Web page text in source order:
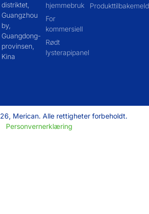
distriktet,
Guangzhou
by,
Guangdong-
provinsen,
Kina
hjemmebruk
For
kommersiell
Rødt
lysterapipanel
Merican. Alle rettigheter forbeholdt.
Personvernerklæring